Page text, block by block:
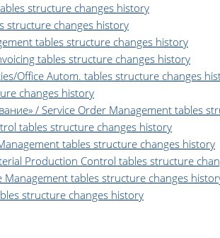
structure changes history
structure changes history
tables structure changes history
tables structure changes history
Office Autom. tables structure changes
changes history
/ Service Order Management tables
tables structure changes history
tables structure changes history
Production Control tables structure
Management tables structure changes
structure changes history